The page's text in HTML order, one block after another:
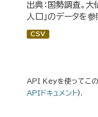
出典：国勢調査。大
人口」のデータを参
CSV
API Keyを使ってこの
APIドキュメント).